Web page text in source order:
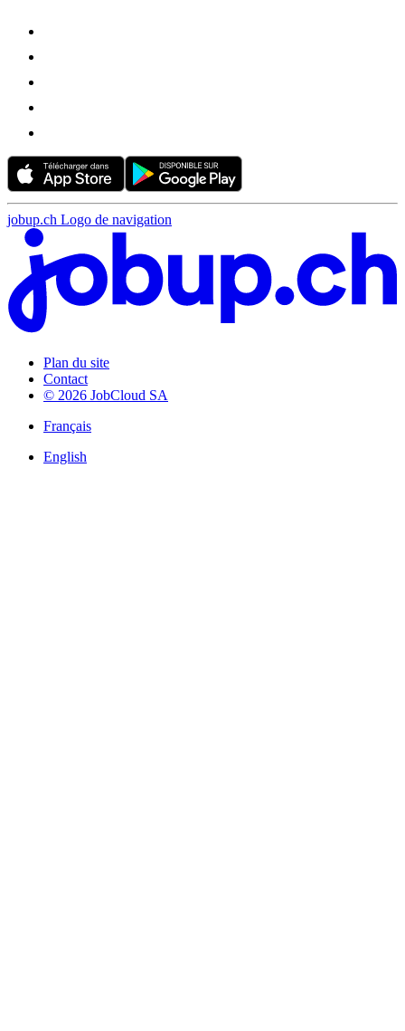
jobup.ch Logo de navigation
Plan du site
Contact
© 2026 JobCloud SA
Français
English